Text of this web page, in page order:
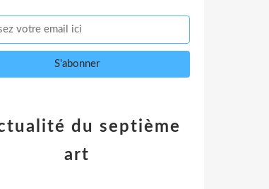
du septième
art